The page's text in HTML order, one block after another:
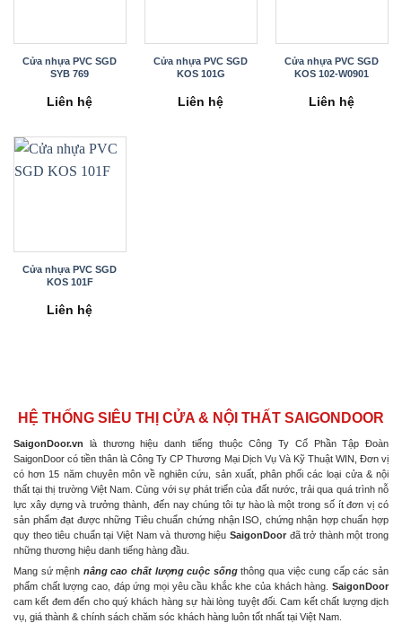
Cửa nhựa PVC SGD
SYB 769
Liên hệ
Cửa nhựa PVC SGD
KOS 101G
Liên hệ
Cửa nhựa PVC SGD
KOS 102-W0901
Liên hệ
Cửa nhựa PVC SGD
KOS 101F
Liên hệ
HỆ THỐNG SIÊU THỊ CỬA & NỘI THẤT SAIGONDOOR
SaigonDoor.vn là thương hiệu danh tiếng thuộc Công Ty Cổ Phần Tập Đoàn
SaigonDoor có tiền thân là Công Ty CP Thương Mại Dịch Vụ Và Kỹ Thuật WIN, Đơn vị
có hơn 15 năm chuyên môn về nghiên cứu, sản xuất, phân phối các loại cửa & nội
thất tại thị trường Việt Nam. Cùng với sự phát triển của đất nước, trải qua quá trình nỗ
lực xây dựng và trưởng thành, đến nay chúng tôi tự hào là một trong số ít đơn vị có
sản phẩm đạt được những Tiêu chuẩn chứng nhận ISO, chứng nhận hợp chuẩn hợp
quy theo tiêu chuẩn tại Việt Nam và thương hiệu SaigonDoor đã trở thành một trong
những thương hiệu danh tiếng hàng đầu.
Mang sứ mệnh nâng cao chất lượng cuộc sốngthông qua việc cung cấp các sản
phẩm chất lượng cao, đáp ứng mọi yêu cầu khắc khe của khách hàng. SaigonDoor
cam kết đem đến cho quý khách hàng sự hài lòng tuyệt đối. Cam kết chất lượng dịch
vụ, giá thành & chính sách chăm sóc khách hàng luôn tốt nhất tại Việt Nam.